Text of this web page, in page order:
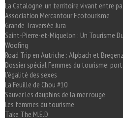
La Catalogne, un territoire vivant entre
Association Mercantour Ecotourisme
Grande Traversée Jura
Saint-Pierre-et-Miquelon : Un Tourisme
Woofing
Road Trip en Autriche : Alpbach et
Dossier spécial Femmes du tourisme:
l'égalité des sexes
La Feuille de Chou #10
Sauver les dauphins de la mer rouge
Les femmes du tourisme
Take The M.E.D